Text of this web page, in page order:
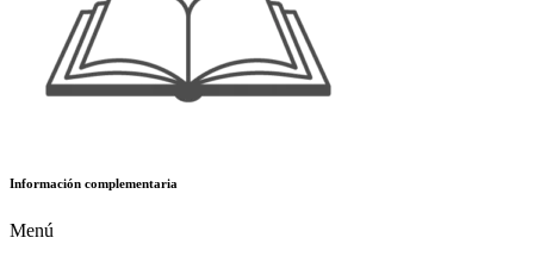
Información complementaria
Menú